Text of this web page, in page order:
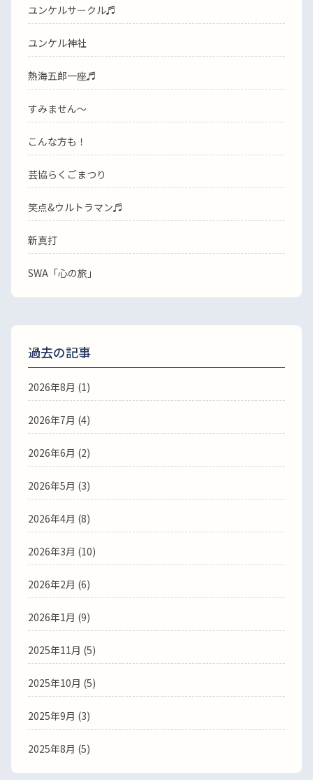
ユンケルサークル♬
ユンケル神社
熱海五郎一座♬
すみません〜
こんな方も！
芸協らくごまつり
笑点&ウルトラマン♬
新真打
SWA「心の旅」
過去の記事
2026年8月 (1)
2026年7月 (4)
2026年6月 (2)
2026年5月 (3)
2026年4月 (8)
2026年3月 (10)
2026年2月 (6)
2026年1月 (9)
2025年11月 (5)
2025年10月 (5)
2025年9月 (3)
2025年8月 (5)